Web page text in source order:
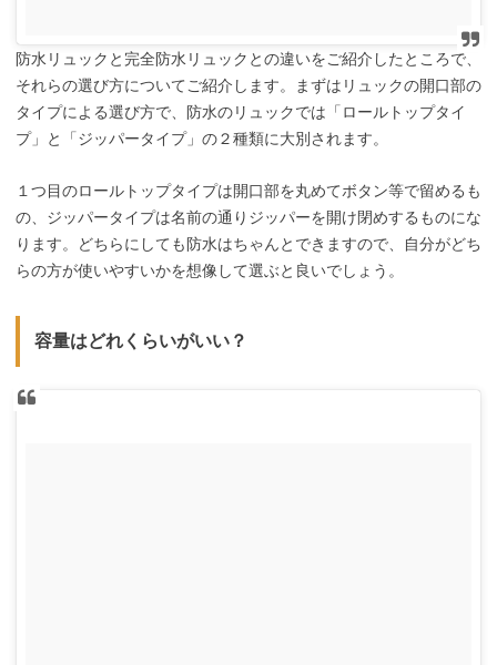
防水リュックと完全防水リュックとの違いをご紹介したところで、
それらの選び方についてご紹介します。まずはリュックの開口部の
タイプによる選び方で、防水のリュックでは「ロールトップタイ
プ」と「ジッパータイプ」の２種類に大別されます。
１つ目のロールトップタイプは開口部を丸めてボタン等で留めるも
の、ジッパータイプは名前の通りジッパーを開け閉めするものにな
ります。どちらにしても防水はちゃんとできますので、自分がどち
らの方が使いやすいかを想像して選ぶと良いでしょう。
容量はどれくらいがいい？